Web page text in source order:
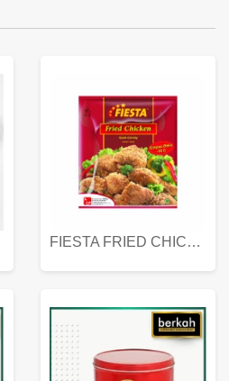
FIESTA FRIED CHICKEN 500 GR